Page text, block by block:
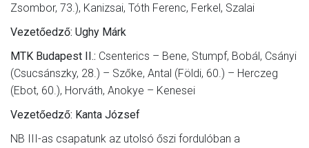
Zsombor, 73.), Kanizsai, Tóth Ferenc, Ferkel, Szalai
Vezetőedző: Ughy Márk
MTK Budapest II.: Csenterics – Bene, Stumpf, Bobál, Csányi
(Csucsánszky, 28.) – Szőke, Antal (Földi, 60.) – Herczeg
(Ebot, 60.), Horváth, Anokye – Kenesei
Vezetőedző: Kanta József
NB III-as csapatunk az utolsó őszi fordulóban a